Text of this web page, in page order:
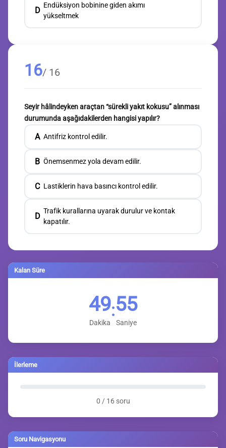
D
Endüksiyon bobinine giden akımı
yükseltmek
16/ 16
Seyir hâlindeyken araçtan “sürekli yakıt kokusu” alınması
durumunda aşağıdakilerden hangisi yapılır?
A Antifriz kontrol edilir.
B Önemsenmez yola devam edilir.
C Lastiklerin hava basıncı kontrol edilir.
D
Trafik kurallarına uyarak durulur ve kontak
kapatılır.
Kalan Süre
49
Dakika
:54
Saniye
İlerleme
0 / 16 soru
Soru Navigasyonu